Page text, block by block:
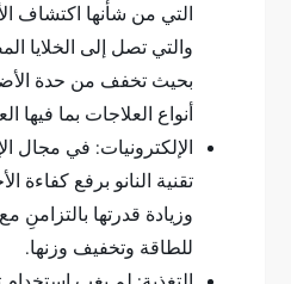
التي من شأنها اكتشاف
والتي تصل إلى الخلايا
بحيث تخفف من حدة
أنواع العلاجات بما فيها
الإلكترونيات: في مجال
تقنية النانو برفع كفاءة
وزيادة قدرتها بالتزامنِ
للطاقة وتخفيف وزنها.